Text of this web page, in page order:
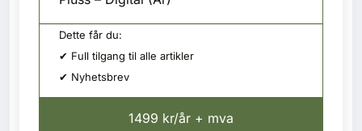
Dette får du:
✔ Full tilgang til alle artikler
✔ Nyhetsbrev
1499 kr/år + mva